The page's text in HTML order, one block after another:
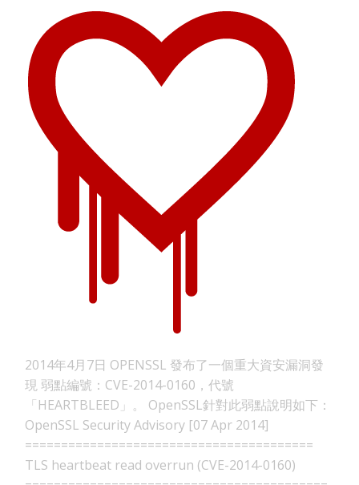
2014年4月7日 OPENSSL 發布了一個重大資安漏洞發
現 弱點編號：CVE-2014-0160，代號
「HEARTBLEED」。 OpenSSL針對此弱點說明如下：
OpenSSL Security Advisory [07 Apr 2014]
========================================
TLS heartbeat read overrun (CVE-2014-0160)